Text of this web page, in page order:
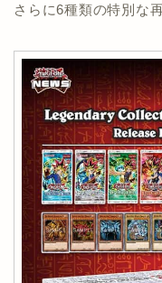
さらに6種類の特別な